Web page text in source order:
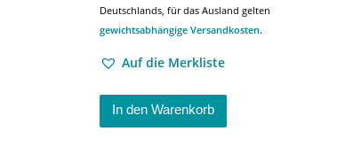
Deutschlands, für das Ausland gelten
gewichtsabhängige Versandkosten.
Auf die Merkliste
In den Warenkorb